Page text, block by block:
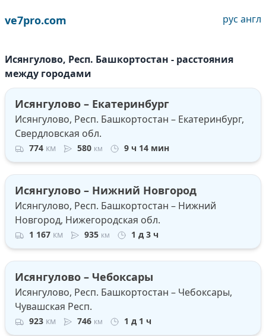
ve7pro.com рус англ
Исянгулово, Респ. Башкортостан - расстояния
между городами
Исянгулово – Екатеринбург
Исянгулово, Респ. Башкортостан – Екатеринбург,
Свердловская обл.
774 км 580 км 9 ч 14 мин
Исянгулово – Нижний Новгород
Исянгулово, Респ. Башкортостан – Нижний
Новгород, Нижегородская обл.
1 167 км 935 км 1 д 3 ч
Исянгулово – Чебоксары
Исянгулово, Респ. Башкортостан – Чебоксары,
Чувашская Респ.
923 км 746 км 1 д 1 ч